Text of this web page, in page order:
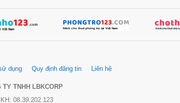
dụng Quy định đăng tin Liên hệ
TY TNHH LBKCORP
08.39.202.123